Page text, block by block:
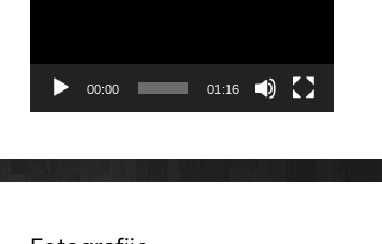
00:00 01:16